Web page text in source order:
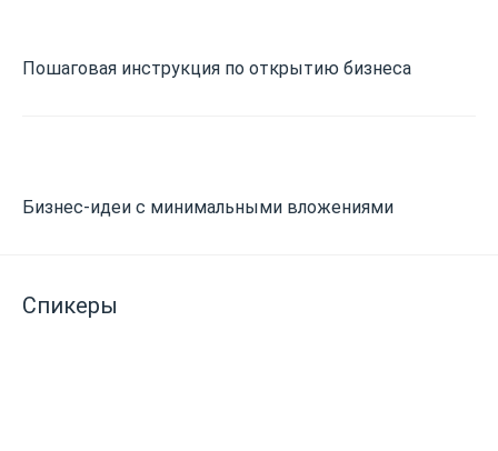
Пошаговая инструкция по открытию бизнеса
Бизнес-идеи с минимальными вложениями
Спикеры